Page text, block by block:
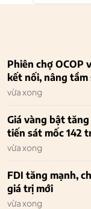
Phiên chợ OCOP
kết nối, nâng tầm
vừa xong
Giá vàng bật
tiến sát mốc 142
vừa xong
FDI tăng mạnh,
giá trị mới
vừa xong